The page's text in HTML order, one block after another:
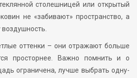
столешницей или открытый
не «забивают» пространство, а
оттенки – они отражают больше
просторнее. Важно помнить и о
ограничена, лучше выбрать одну-